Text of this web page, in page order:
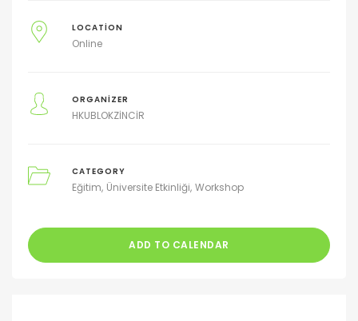
LOCATION
Online
ORGANIZER
HKUBLOKZİNCİR
CATEGORY
Eğitim Üniversite Etkinliği Workshop
ADD TO CALENDAR